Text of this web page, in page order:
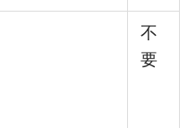
不
要